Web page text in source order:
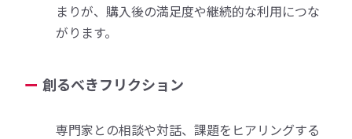
まりが、購入後の満足度や継続的な利用につな
がります。
創るべきフリクション
専門家との相談や対話、課題をヒアリングする